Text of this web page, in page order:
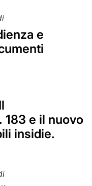
e
e il nuovo
insidie.